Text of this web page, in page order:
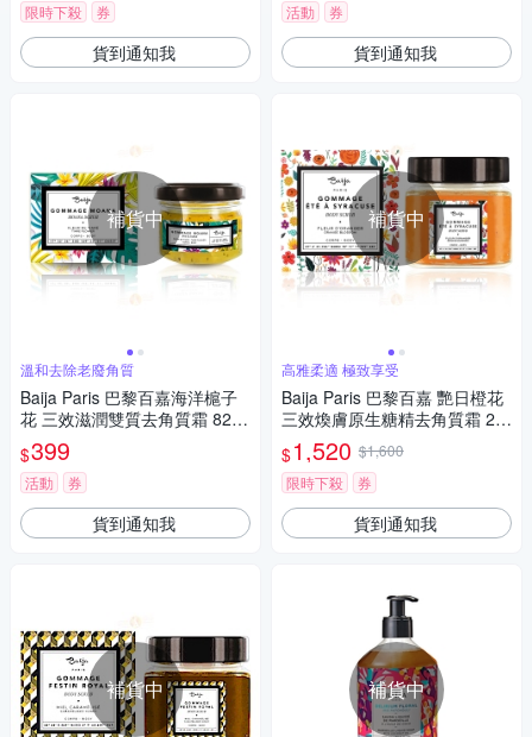
限時下殺
券
貨到通知我
補貨中
溫和去除老廢角質
Baija Paris 巴黎百嘉海洋槴子
花 三效滋潤雙質去角質霜 82G
$399
活動 券
貨到通知我
補貨中
活動 券
貨到通知我
補貨中
高雅柔適 極致享受
Baija Paris 巴黎百嘉 艷日橙花
三效煥膚原生糖精去角質霜 21
2ml
$1,520 $1,600
限時下殺
券
貨到通知我
補貨中